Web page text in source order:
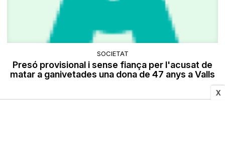
X
SOCIETAT
Presó provisional i sense fiança per l'acusat de
matar a ganivetades una dona de 47 anys a Valls